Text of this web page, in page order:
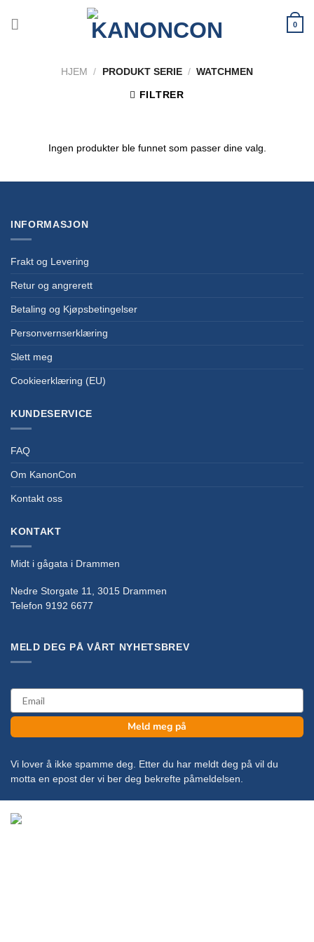
0
HJEM / PRODUKT SERIE / WATCHMEN
FILTRER
Ingen produkter ble funnet som passer dine valg.
INFORMASJON
Frakt og Levering
Retur og angrerett
Betaling og Kjøpsbetingelser
Personvernserklæring
Slett meg
Cookieerklæring (EU)
KUNDESERVICE
FAQ
Om KanonCon
Kontakt oss
KONTAKT
Midt i gågata i Drammen
Nedre Storgate 11, 3015 Drammen
Telefon 9192 6677
MELD DEG PÅ VÅRT NYHETSBREV
email
Meld meg på
Vi lover å ikke spamme deg. Etter du har meldt deg på vil du
motta en epost der vi ber deg bekrefte påmeldelsen.